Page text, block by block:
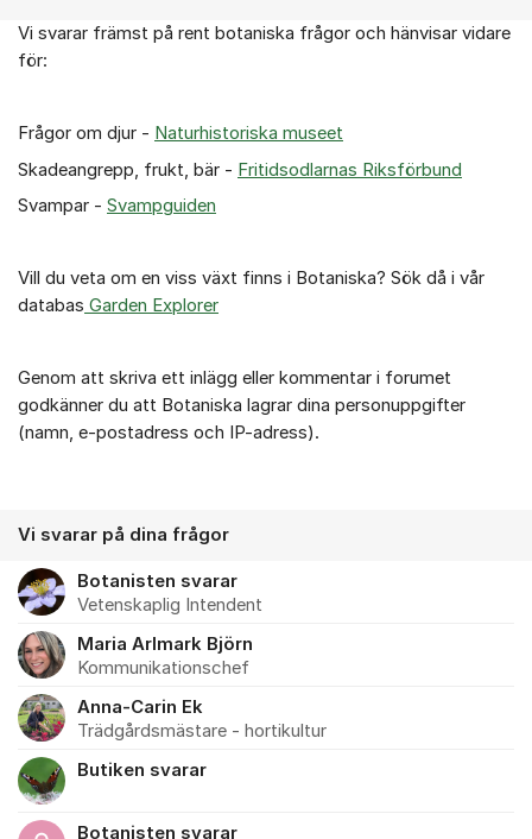
Om forumet
Vi svarar främst på rent botaniska frågor och hänvisar vidare
för:
Frågor om djur - Naturhistoriska museet
Skadeangrepp, frukt, bär - Fritidsodlarnas Riksförbund
Svampar - Svampguiden
Vill du veta om en viss växt finns i Botaniska? Sök då i vår
databas Garden Explorer
Genom att skriva ett inlägg eller kommentar i forumet
godkänner du att Botaniska lagrar dina personuppgifter
(namn, e-postadress och IP-adress).
Vi svarar på dina frågor
Botanisten svarar
Vetenskaplig Intendent
Maria Arlmark Björn
Kommunikationschef
Anna-Carin Ek
Trädgårdsmästare - hortikultur
Butiken svarar
Botanisten svarar